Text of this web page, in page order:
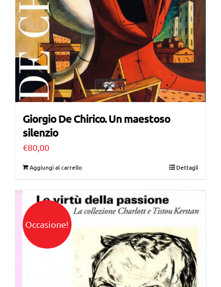
Giorgio De Chirico. Un maestoso
silenzio
€80,00
Aggiungi al carrello Dettagli
Occasione!